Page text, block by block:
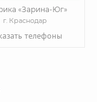
«Зарина-Юг»
г. Краснодар
телефоны